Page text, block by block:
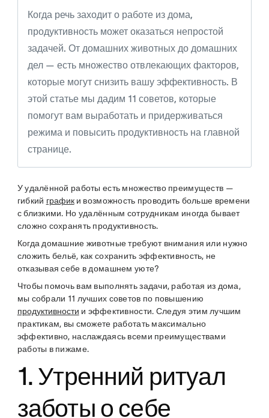
Когда речь заходит о работе из дома,
продуктивность может оказаться непростой
задачей. От домашних животных до домашних
дел — есть множество отвлекающих факторов,
которые могут снизить вашу эффективность. В
этой статье мы дадим 11 советов, которые
помогут вам выработать и придерживаться
режима и повысить продуктивность на главной
странице.
У удалённой работы есть множество преимуществ —
гибкий графики возможность проводить больше времени
с близкими. Но удалённым сотрудникам иногда бывает
сложно сохранять продуктивность.
Когда домашние животные требуют внимания или нужно
сложить бельё, как сохранить эффективность, не
отказывая себе в домашнем уюте?
Чтобы помочь вам выполнять задачи, работая из дома,
мы собрали 11 лучших советов по повышению
продуктивности и эффективности. Следуя этим лучшим
практикам, вы сможете работать максимально
эффективно, наслаждаясь всеми преимуществами
работы в пижаме.
1. Утренний ритуал
заботы о себе